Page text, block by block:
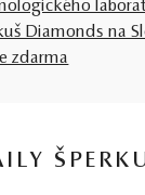
Diamonds na
zdarma
ŠPERKU